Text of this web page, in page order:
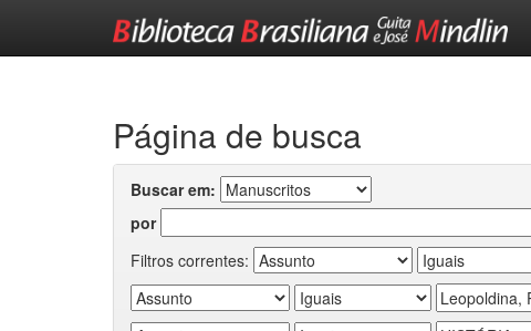
Página de busca
Buscar em:
por
Filtros correntes: